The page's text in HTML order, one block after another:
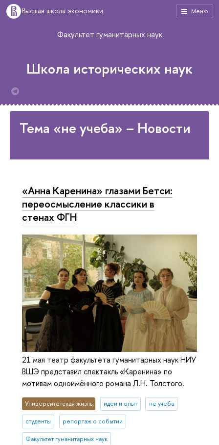
Меню
Высшая школа экономики
Факультет гуманитарных наук
Школа исторических наук
Тема «не учеба» – Новости
«Анна Каренина» глазами Бетси:
переосмысление классики в
стенах ФГН
21 мая театр факультета гуманитарных наук НИУ
ВШЭ представил спектакль «Каренина» по
мотивам одноимённого романа Л.Н. Толстого.
Университетская жизнь идеи и опыт не учеба
студенты репортаж о событии
Факультет гуманитарных наук